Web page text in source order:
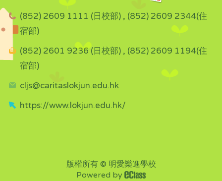
(852) 2609 1111 (日校部) , (852) 2609 2344(住
宿部)
(852) 2601 9236 (日校部) , (852) 2609 1194(住
宿部)
cljs@caritaslokjun.edu.hk
https://www.lokjun.edu.hk/
版權所有 © 明愛樂進學校
Powered by